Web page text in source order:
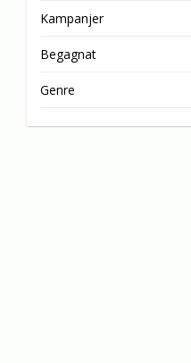
Kampanjer
Begagnat
Genre